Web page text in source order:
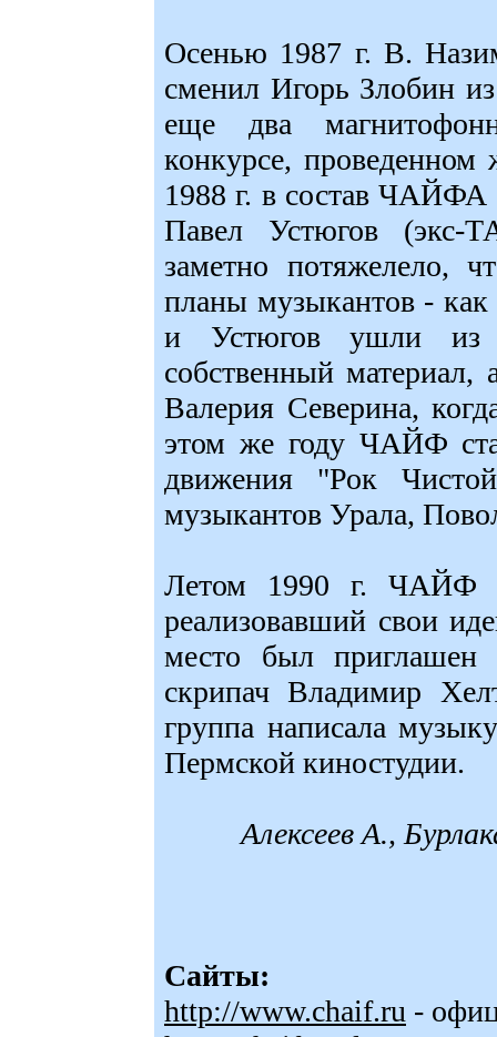
Осенью 1987 г. В.
сменил Игорь Злобин
еще два
конкурсе,
1988 г. в состав ЧАЙФА
Павел Устюгов
заметно потяжелело,
планы музыкантов - как
и Устюгов ушли из
собственный
Валерия Северина,
этом же году ЧАЙФ
движения "Рок
музыкантов Урала,
Летом 1990 г. ЧАЙФ
реализовавший свои
место был приглашен
скрипач Владимир
группа написала
Пермской киностудии.
Алексеев А.,
Сайты:
http://www.chaif.ru -